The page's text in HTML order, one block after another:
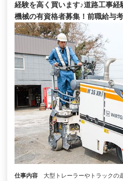
経験を高く買います♪道路工事
機械の有資格者募集！前職給与
仕事内容
大型トレーラーやトラックの